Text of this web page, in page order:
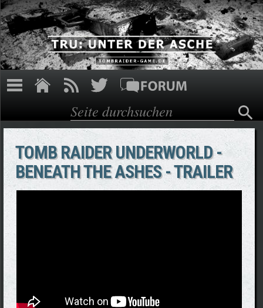
Direkt zum Inhalt
Suchformular
Suche
TOMB RAIDER UNDERWORLD -
BENEATH THE ASHES - TRAILER